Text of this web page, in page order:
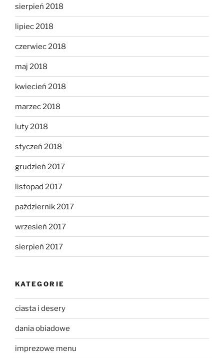
sierpień 2018
lipiec 2018
czerwiec 2018
maj 2018
kwiecień 2018
marzec 2018
luty 2018
styczeń 2018
grudzień 2017
listopad 2017
październik 2017
wrzesień 2017
sierpień 2017
KATEGORIE
ciasta i desery
dania obiadowe
imprezowe menu